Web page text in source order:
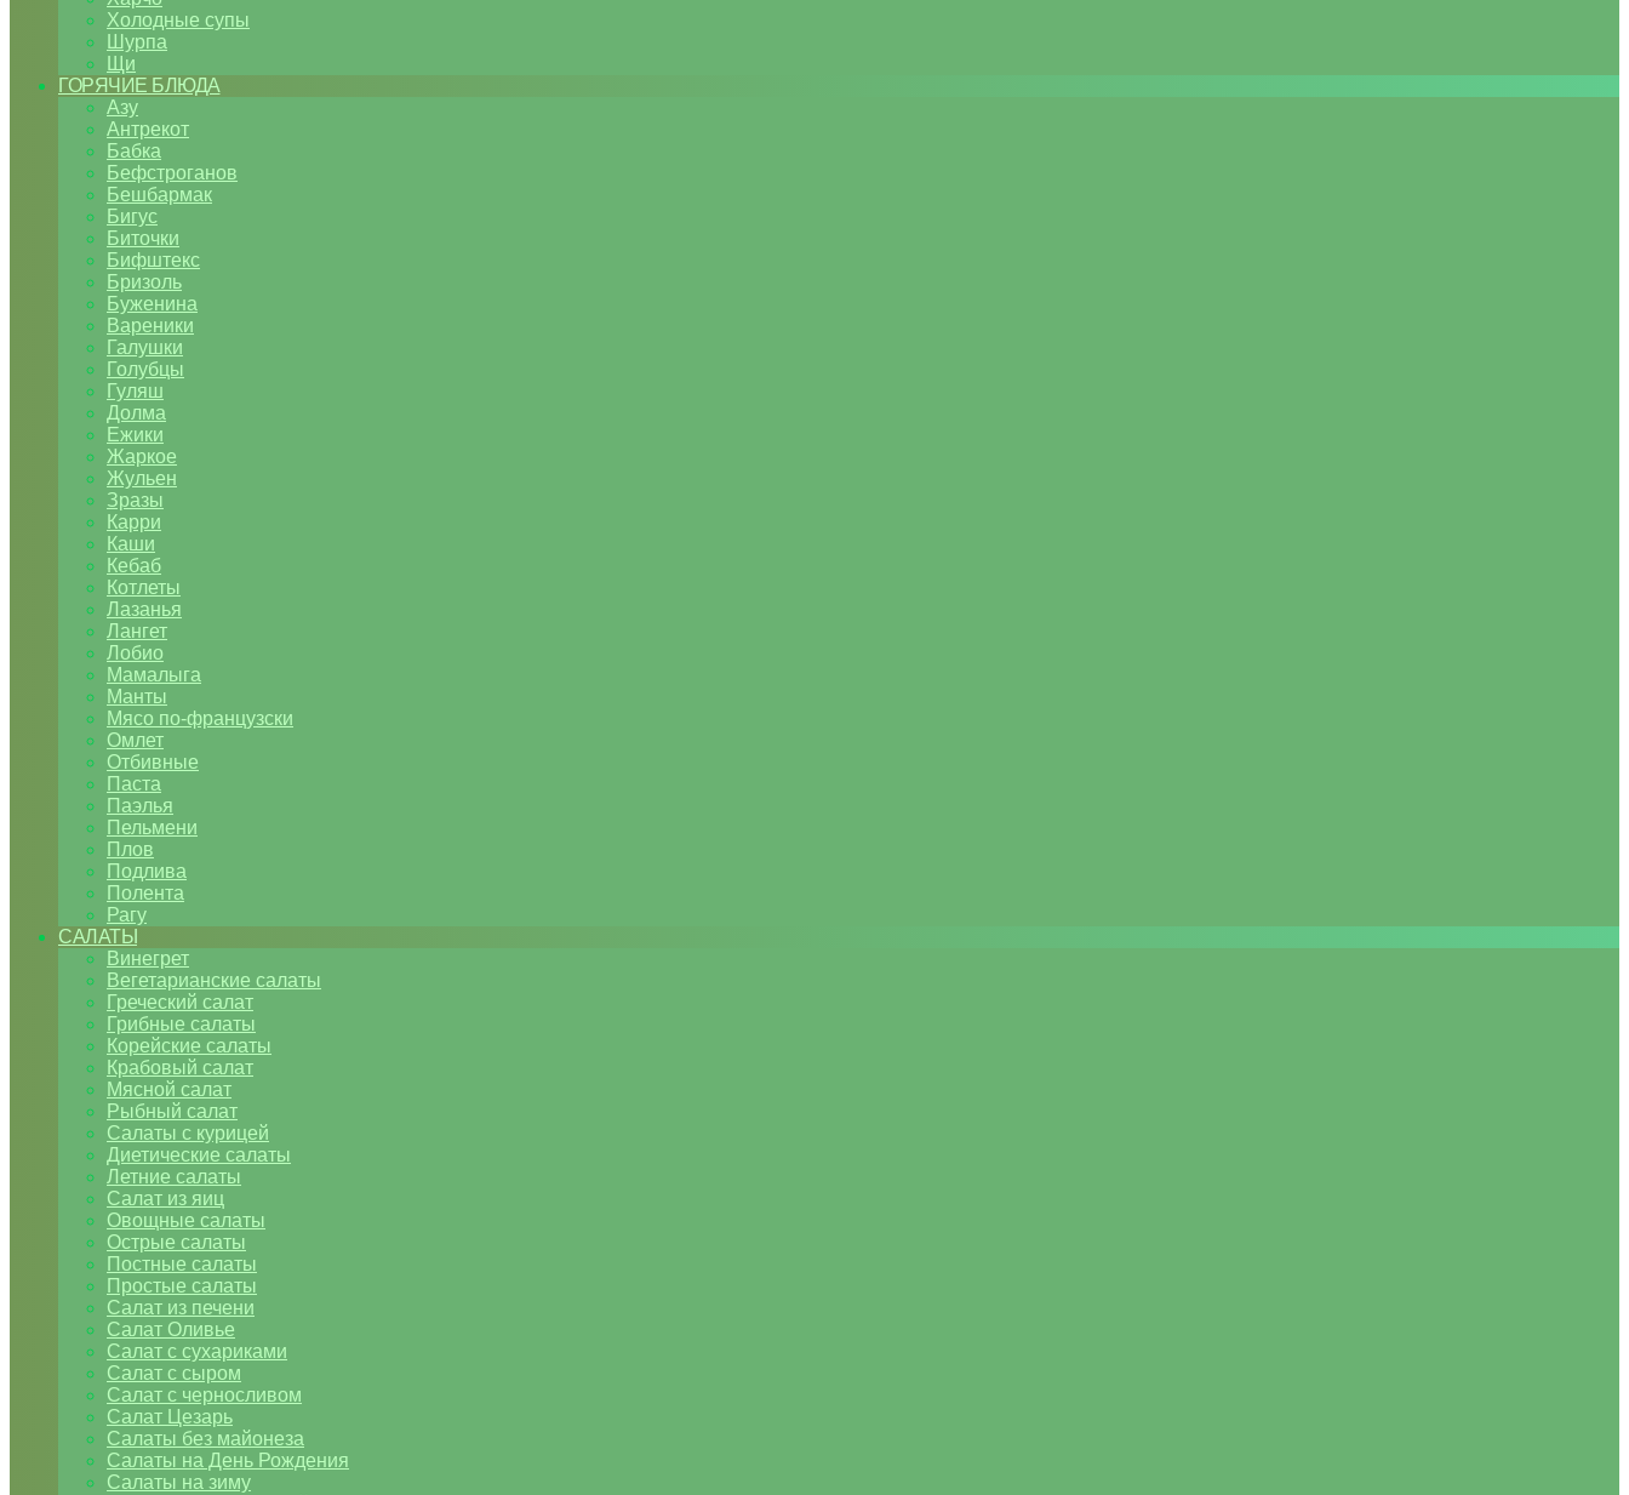
Холодные супы
Шурпа
Щи
ГОРЯЧИЕ БЛЮДА
Азу
Антрекот
Бабка
Бефстроганов
Бешбармак
Бигус
Биточки
Бифштекс
Бризоль
Буженина
Вареники
Галушки
Голубцы
Гуляш
Долма
Ежики
Жаркое
Жульен
Зразы
Карри
Каши
Кебаб
Котлеты
Лазанья
Лангет
Лобио
Мамалыга
Манты
Мясо по-французски
Омлет
Отбивные
Паста
Паэлья
Пельмени
Плов
Подлива
Полента
Рагу
САЛАТЫ
Винегрет
Вегетарианские салаты
Греческий салат
Грибные салаты
Корейские салаты
Крабовый салат
Мясной салат
Рыбный салат
Салаты с курицей
Диетические салаты
Летние салаты
Салат из яиц
Овощные салаты
Острые салаты
Постные салаты
Простые салаты
Салат из печени
Салат Оливье
Салат с сухариками
Салат с сыром
Салат с черносливом
Салат Цезарь
Салаты без майонеза
Салаты на День Рождения
Салаты на зиму